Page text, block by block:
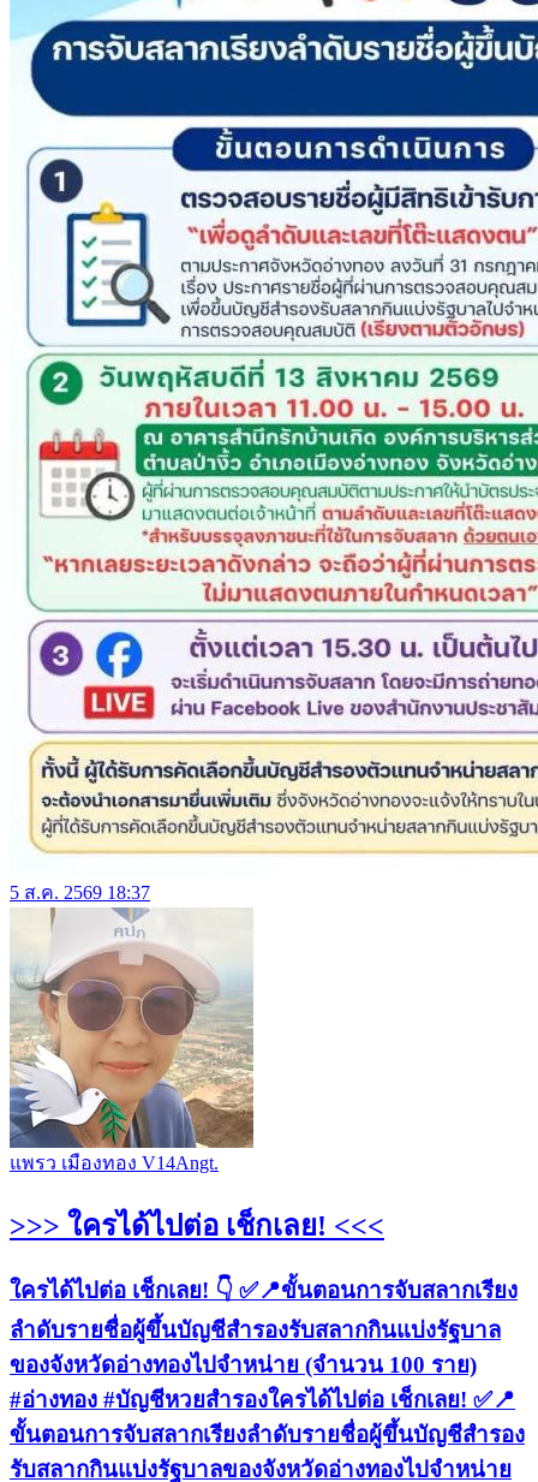
5 ส.ค. 2569 18:37
แพรว เมืองทอง V14Angt.
>>> ใครได้ไปต่อ เช็กเลย! <<<
ใครได้ไปต่อ เช็กเลย! 👇 ✅📍ขั้นตอนการจับสลากเรียง
ลำดับรายชื่อผู้ขึ้นบัญชีสำรองรับสลากกินแบ่งรัฐบาล
ของจังหวัดอ่างทองไปจำหน่าย (จำนวน 100 ราย)
#อ่างทอง #บัญชีหวยสำรองใครได้ไปต่อ เช็กเลย! ✅📍
ขั้นตอนการจับสลากเรียงลำดับรายชื่อผู้ขึ้นบัญชีสำรอง
รับสลากกินแบ่งรัฐบาลของจังหวัดอ่างทองไปจำหน่าย